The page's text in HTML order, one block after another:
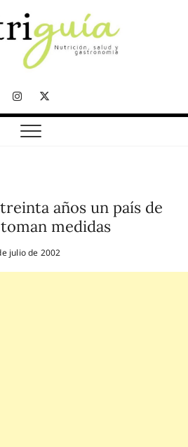
Instagram
Twitter
Telegram
(Desde
2002)
años un país de
medidas
julio de 2002